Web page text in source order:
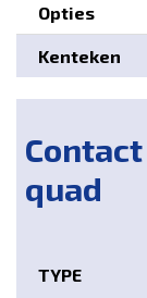
Opties
Kenteken
quad
TYPE